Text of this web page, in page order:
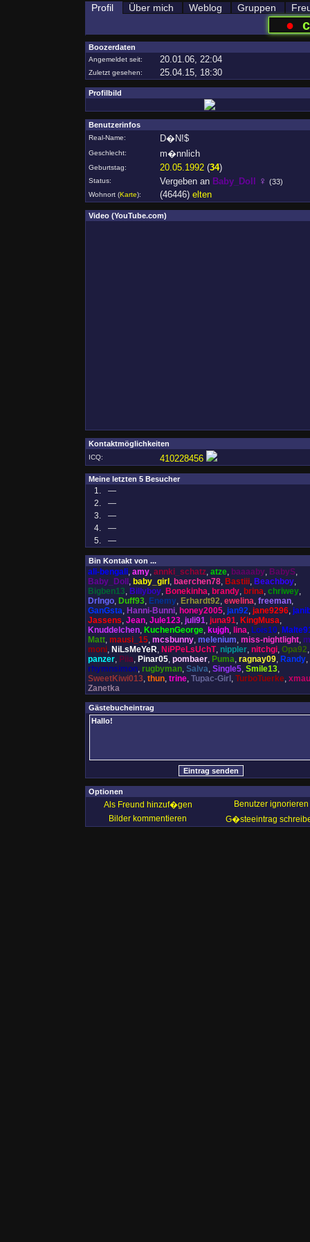
Profil Über mich Weblog Gruppen
●
Boozerdaten
Angemeldet seit: 20.01.06, 22:04
Zuletzt gesehen: 25.04.15, 18:30
Profilbild
Benutzerinfos
Real-Name: D�N!$
Geschlecht: m�nnlich
Geburtstag: 20.05.1992 (34)
Status: Vergeben an Baby_Doll ♀ (33)
Wohnort (Karte): (46446) elten
Video (YouTube.com)
Kontaktmöglichkeiten
ICQ: 410228456
Meine letzten 5 Besucher
1.
—
2.
—
3.
—
4.
—
5.
—
Bin Kontakt von ...
ali-bengali, amy, annki_schatz, atze, baaaaby, BabyS,
Baby_Doll , baby_girl , baerchen78, Bastiii, Beachboy,
Bigben13, Billyboy, Bonekinha, brandy, brina, chriwey,
DrIngo, Duff93, Enemy, Erhardt92, ewelina, freeman,
GanGsta, Hanni-Bunni, honey2005, jan92, jane9296,
Jassens, Jean, Jule123, juli91, juna91, KingMusa,
Knuddelchen, KuchenGeorge, kujgh, lina, Lois10,
Matt, mausi_15, mcsbunny, melenium, miss-nightlight,
moni, NiLsMeYeR, NiPPeLsUchT, nippler, nitchgi, Opa92
panzer, Piia, Pinar05, pombaer, Puma, ragnay09, Randy,
rhymnsimon, rugbyman, Salva, Single5, Smile13,
SweetKiwi013, thun, trine, Tupac-Girl , TurboTuerke,
Zanetka
Gästebucheintrag
Optionen
Als Freund hinzuf�gen
Benutzer ignorieren
Bilder kommentieren
G�steeintrag